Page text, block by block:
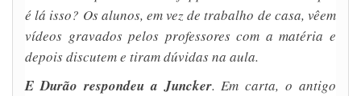
é lá isso? Os alunos, em vez de trabalho de casa, vêem
vídeos gravados pelos professores com a matéria e
depois discutem e tiram dúvidas na aula.
E Durão respondeu a Juncker. Em carta, o antigo